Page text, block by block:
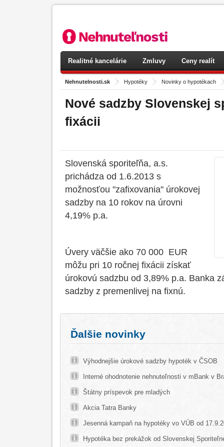
Realitné kancelárie Zmluvy Ceny realít
Nehnutelnosti.sk > Hypotéky > Novinky o hypotékach
Nové sadzby Slovenskej
fixácii
Slovenská sporiteľňa, a.s.
prichádza od 1.6.2013 s
možnosťou "zafixovania" úrokovej
sadzby na 10 rokov na úrovni
4,19% p.a.
Úvery väčšie ako 70 000 EUR
môžu pri 10 ročnej fixácii získať
úrokovú sadzbu od 3,89% p.a. Banka
sadzby z premenlivej na fixnú.
Ďalšie novinky
Výhodnejšie úrokové sadzby hypoték v ČSOB
Interné ohodnotenie nehnuteľnosti v mBank v
Štátny príspevok pre mladých
Akcia Tatra Banky
Jesenná kampaň na hypotéky vo VÚB od
Hypotéka bez prekážok od Slovenskej